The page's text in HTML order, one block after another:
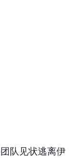
队见状逃离伊